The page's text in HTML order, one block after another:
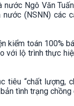
Ngô Văn
(NSNN) các
kiểm toán 100%
với lộ trình thực
tiêu “chất lượng,
tình trạng